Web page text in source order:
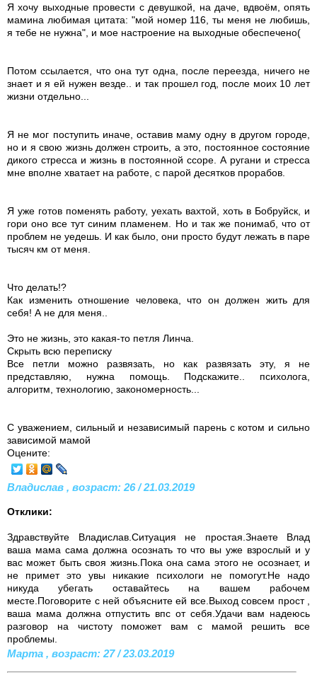
Я хочу выходные провести с девушкой, на даче, вдвоём, опять
мамина любимая цитата: "мой номер 116, ты меня не любишь,
я тебе не нужна", и мое настроение на выходные обеспечено(
Потом ссылается, что она тут одна, после переезда, ничего не
знает и я ей нужен везде.. и так прошел год, после моих 10 лет
жизни отдельно...
Я не мог поступить иначе, оставив маму одну в другом городе,
но и я свою жизнь должен строить, а это, постоянное состояние
дикого стресса и жизнь в постоянной ссоре. А ругани и стресса
мне вполне хватает на работе, с парой десятков прорабов.
Я уже готов поменять работу, уехать вахтой, хоть в Бобруйск, и
гори оно все тут синим пламенем. Но и так же понимаб, что от
проблем не уедешь. И как было, они просто будут лежать в паре
тысяч км от меня.
Что делать!?
Как изменить отношение человека, что он должен жить для
себя! А не для меня..
Это не жизнь, это какая-то петля Линча.
Скрыть всю переписку
Все петли можно развязать, но как развязать эту, я не
представляю, нужна помощь. Подскажите.. психолога,
алгоритм, технологию, закономерность...
С уважением, сильный и независимый парень с котом и сильно
зависимой мамой
Оцените:
Владислав , возраст: 26 / 21.03.2019
Отклики:
Здравствуйте Владислав.Ситуация не простая.Знаете Влад
ваша мама сама должна осознать то что вы уже взрослый и у
вас может быть своя жизнь.Пока она сама этого не осознает, и
не примет это увы никакие психологи не помогут.Не надо
никуда убегать оставайтесь на вашем рабочем
месте.Поговорите с ней объясните ей все.Выход совсем прост ,
ваша мама должна отпустить впс от себя.Удачи вам надеюсь
разговор на чистоту поможет вам с мамой решить все
проблемы.
Марта , возраст: 27 / 23.03.2019